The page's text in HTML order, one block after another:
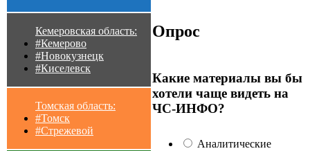
Кемеровская область:
#Кемерово
#Новокузнецк
#Киселевск
Томская область:
#Томск
#Стрежевой
Опрос
Какие материалы вы бы
хотели чаще видеть на
ЧС-ИНФО?
Аналитические